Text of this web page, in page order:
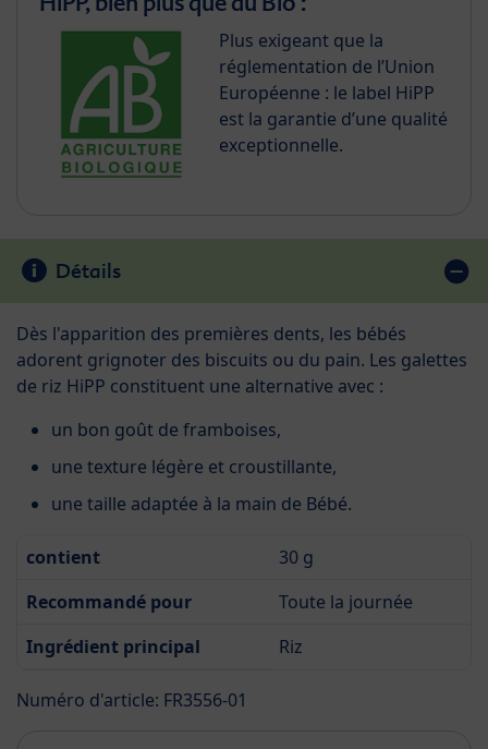
Plus exigeant que la
réglementation de l’Union
Européenne : le label HiPP
est la garantie d’une qualité
exceptionnelle.
Détails
Dès l'apparition des premières dents, les bébés
adorent grignoter des biscuits ou du pain. Les galettes
de riz HiPP constituent une alternative avec :
un bon goût de framboises,
une texture légère et croustillante,
une taille adaptée à la main de Bébé.
contient
30 g
Recommandé pour
Toute la journée
Ingrédient principal
Riz
Numéro d'article: FR3556-01